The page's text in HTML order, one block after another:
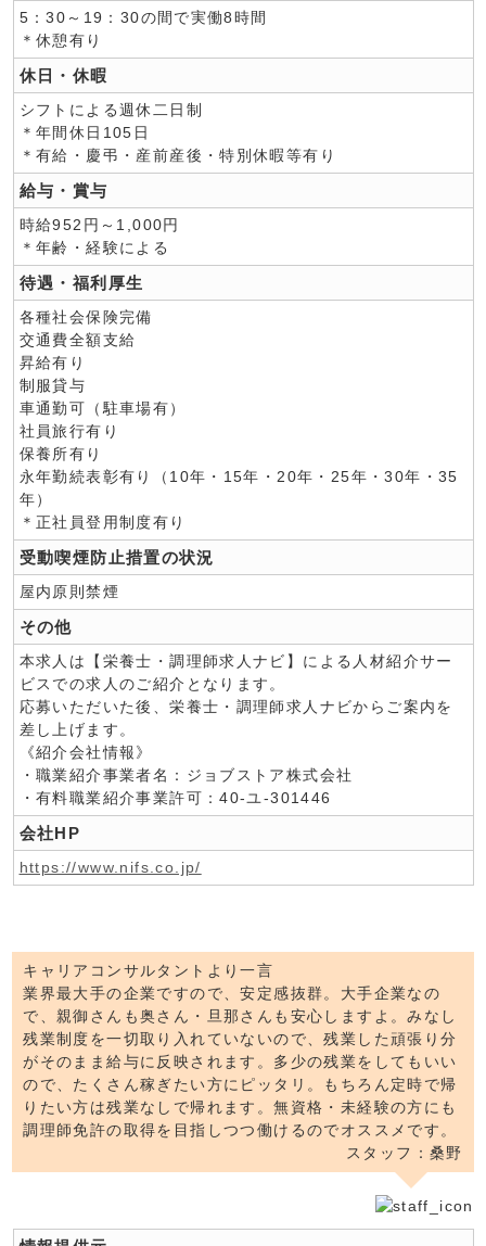
5：30～19：30の間で実働8時間
＊休憩有り
休日・休暇
シフトによる週休二日制
＊年間休日105日
＊有給・慶弔・産前産後・特別休暇等有り
給与・賞与
時給952円～1,000円
＊年齢・経験による
待遇・福利厚生
各種社会保険完備
交通費全額支給
昇給有り
制服貸与
車通勤可（駐車場有）
社員旅行有り
保養所有り
永年勤続表彰有り（10年・15年・20年・25年・30年・35
年）
＊正社員登用制度有り
受動喫煙防止措置の状況
屋内原則禁煙
その他
本求人は【栄養士・調理師求人ナビ】による人材紹介サー
ビスでの求人のご紹介となります。
応募いただいた後、栄養士・調理師求人ナビからご案内を
差し上げます。
《紹介会社情報》
・職業紹介事業者名：ジョブストア株式会社
・有料職業紹介事業許可：40-ユ-301446
会社HP
https://www.nifs.co.jp/
キャリアコンサルタントより一言
業界最大手の企業ですので、安定感抜群。大手企業なの
で、親御さんも奥さん・旦那さんも安心しますよ。みなし
残業制度を一切取り入れていないので、残業した頑張り分
がそのまま給与に反映されます。多少の残業をしてもいい
ので、たくさん稼ぎたい方にピッタリ。もちろん定時で帰
りたい方は残業なしで帰れます。無資格・未経験の方にも
調理師免許の取得を目指しつつ働けるのでオススメです。
スタッフ：桑野